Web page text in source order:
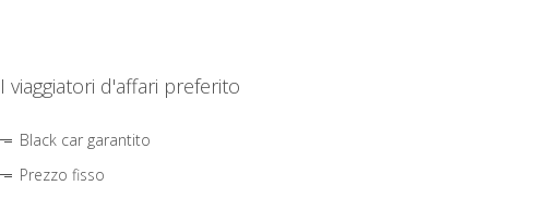
I viaggiatori d'affari preferito
Black car garantito
Prezzo fisso